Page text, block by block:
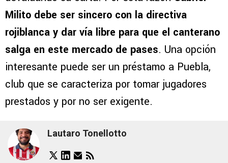
Milito debe ser sincero con la directiva
rojiblanca y dar vía libre para que el canterano
salga en este mercado de pases. Una opción
interesante puede ser un préstamo a Puebla,
club que se caracteriza por tomar jugadores
prestados y por no ser exigente.
Lautaro Tonellotto